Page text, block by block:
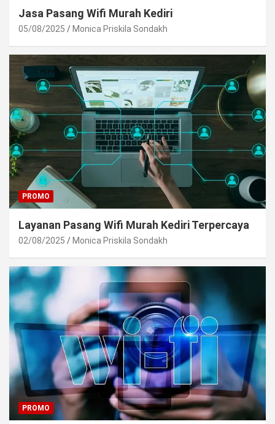
Jasa Pasang Wifi Murah Kediri
05/08/2025 Monica Priskila Sondakh
PROMO
Layanan Pasang Wifi Murah Kediri Terpercaya
02/08/2025 Monica Priskila Sondakh
PROMO